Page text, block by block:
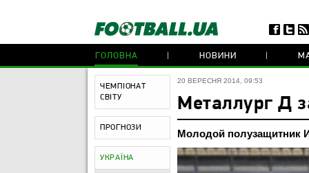
ГОЛОВНА НОВИНИ
ЧЕМПІОНАТ
СВІТУ
ПРОГНОЗИ
УКРАЇНА
20 ВЕРЕСНЯ 2014, 09:53
Металлург Д
Молодой полузащитник